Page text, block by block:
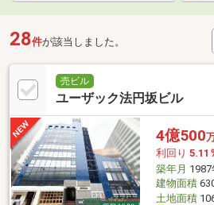
28件が該当しました。
売ビル
ユーザック法円坂ビル
4億500
利回り 5.11
築年月
建物面積
土地面積